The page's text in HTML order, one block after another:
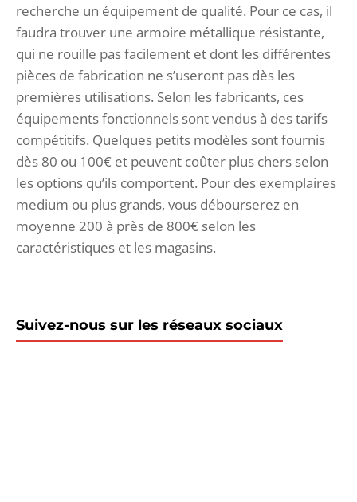
recherche un équipement de qualité. Pour ce cas, il
faudra trouver une armoire métallique résistante,
qui ne rouille pas facilement et dont les différentes
pièces de fabrication ne s’useront pas dès les
premières utilisations. Selon les fabricants, ces
équipements fonctionnels sont vendus à des tarifs
compétitifs. Quelques petits modèles sont fournis
dès 80 ou 100€ et peuvent coûter plus chers selon
les options qu’ils comportent. Pour des exemplaires
medium ou plus grands, vous débourserez en
moyenne 200 à près de 800€ selon les
caractéristiques et les magasins.
Suivez-nous sur les réseaux sociaux